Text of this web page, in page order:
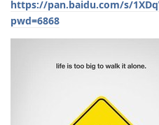
https://pan.baidu.com/s/
pwd=6868